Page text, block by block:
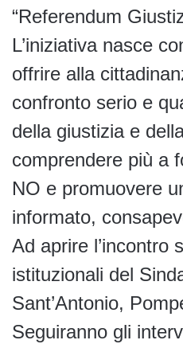
“Referendum
L’iniziativa nasce
offrire alla
confronto serio e
della giustizia e
comprendere più a
NO e promuovere
informato,
Ad aprire l’incontro
istituzionali del
Sant’Antonio,
Seguiranno gli